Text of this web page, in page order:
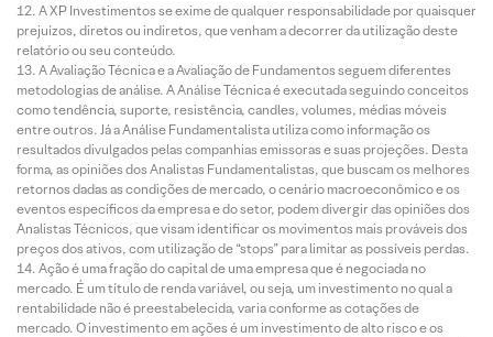
A XP Investimentos se exime de qualquer responsabilidade por quaisquer
prejuízos, diretos ou indiretos, que venham a decorrer da utilização deste
relatório ou seu conteúdo.
A Avaliação Técnica e a Avaliação de Fundamentos seguem diferentes
metodologias de análise. A Análise Técnica é executada seguindo conceitos
como tendência, suporte, resistência, candles, volumes, médias móveis
entre outros. Já a Análise Fundamentalista utiliza como informação os
resultados divulgados pelas companhias emissoras e suas projeções. Desta
forma, as opiniões dos Analistas Fundamentalistas, que buscam os melhores
retornos dadas as condições de mercado, o cenário macroeconômico e os
eventos específicos da empresa e do setor, podem divergir das opiniões dos
Analistas Técnicos, que visam identificar os movimentos mais prováveis dos
preços dos ativos, com utilização de “stops” para limitar as possíveis perdas.
Ação é uma fração do capital de uma empresa que é negociada no
mercado. É um título de renda variável, ou seja, um investimento no qual a
rentabilidade não é preestabelecida, varia conforme as cotações de
mercado. O investimento em ações é um investimento de alto risco e os